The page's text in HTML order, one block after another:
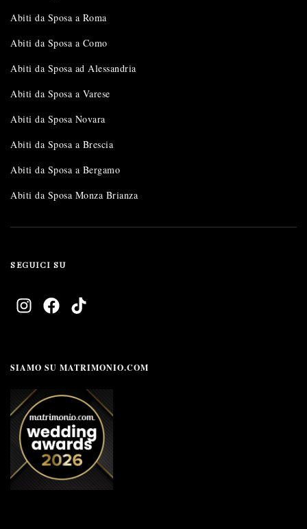
Abiti da Sposa a Roma
Abiti da Sposa a Como
Abiti da Sposa ad Alessandria
Abiti da Sposa a Varese
Abiti da Sposa Novara
Abiti da Sposa a Brescia
Abiti da Sposa a Bergamo
Abiti da Sposa Monza Brianza
SEGUICI SU
SIAMO SU MATRIMONIO.COM